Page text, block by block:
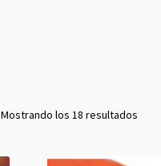
Mostrando los 18 resultados